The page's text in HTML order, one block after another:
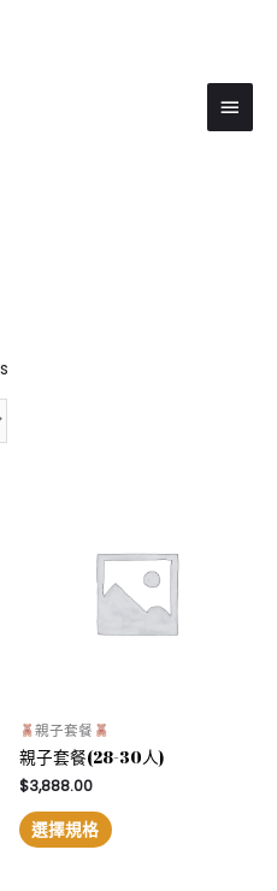
Main
親子套餐
親子套餐(28-30人)
$3,888.00
選擇規格